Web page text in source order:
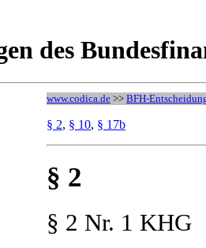
des
www.codica.de >> BFH-
§ 2, § 10, § 17b
§ 2
§ 2 Nr. 1 KHG